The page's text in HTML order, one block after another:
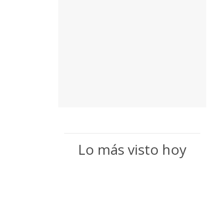
Lo más visto hoy